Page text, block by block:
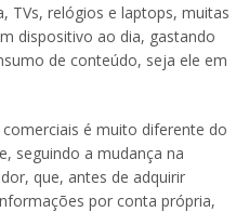
TVs, relógios e laptops, muitas
dispositivo ao dia, gastando
de conteúdo, seja ele em
é muito diferente do
seguindo a mudança na
que, antes de adquirir
por conta própria,